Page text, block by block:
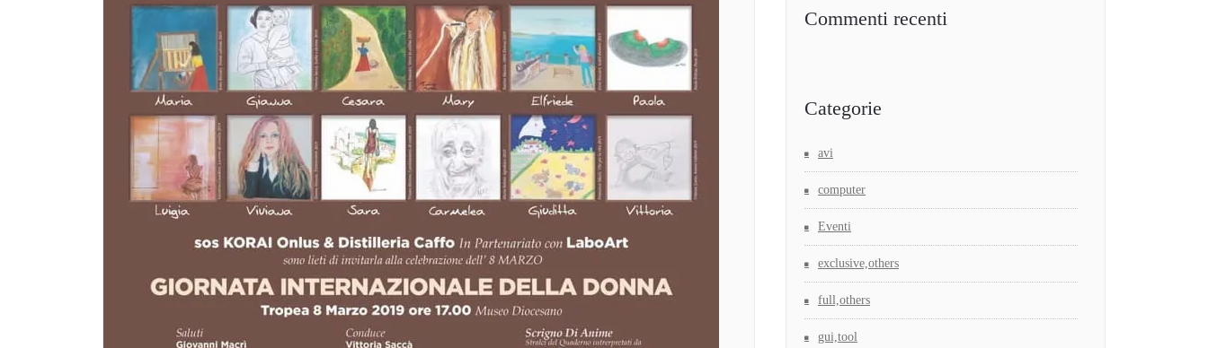
Commenti recenti
Categorie
avi
computer
Eventi
exclusive,others
full,others
gui,tool